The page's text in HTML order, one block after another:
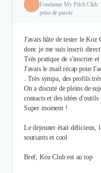
Fondateur My Pitch Club :
prise de parole
J'avais hâte de tester le Koz
donc je me suis inscrit
Très pratique de s'inscrire
J'avais le mail récap pour
. Très sympa, des profils
On a discuté de pleins de
contacts et des idées
Super moment !
Le dejeuner était délicieux,
souriants et cool
Bref, Koz Club est au top